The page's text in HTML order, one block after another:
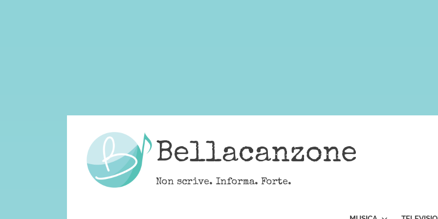
content
Bellacanzone
Non scrive. Informa. Forte.